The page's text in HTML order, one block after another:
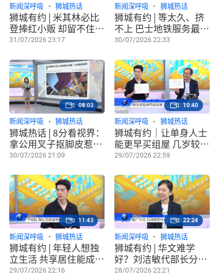
狮城有约 | 米其林必比
登捧红小贩 却留不住我
们童年的味道？
新闻深呼吸 狮城热话
31/07/2026 23:17
狮城有约 | 等太久、挤
不上 巴士地铁服务最
“火大”的地方怎么改
新闻深呼吸 狮城热话
30/07/2026 22:33
狮城热话 | 8分看视界：
拿公用叉子抠脚皮惹议
印尼学生冒险攀绳过河
新闻深呼吸 狮城热话
30/07/2026 21:09
08:03
狮城有约｜让单身人士
能更早买组屋 几岁较合
理？
新闻深呼吸 狮城热话
29/07/2026 22:59
10:40
狮城有约 | 年轻人想独
立生活 共享居住能成过
渡方案吗？
新闻深呼吸 狮城热话
29/07/2026 22:16
11:43
狮城有约 | 华文难学
好？刘洁敏代部长分享
亲子学习之路
新闻深呼吸 狮城热话
28/07/2026 22:21
22:24